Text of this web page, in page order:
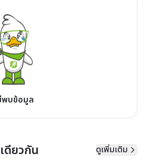
พบข้อมูล
ดียวกัน
ดูเพิ่มเติม